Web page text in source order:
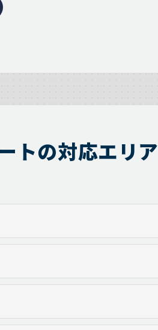
トの対応エリア